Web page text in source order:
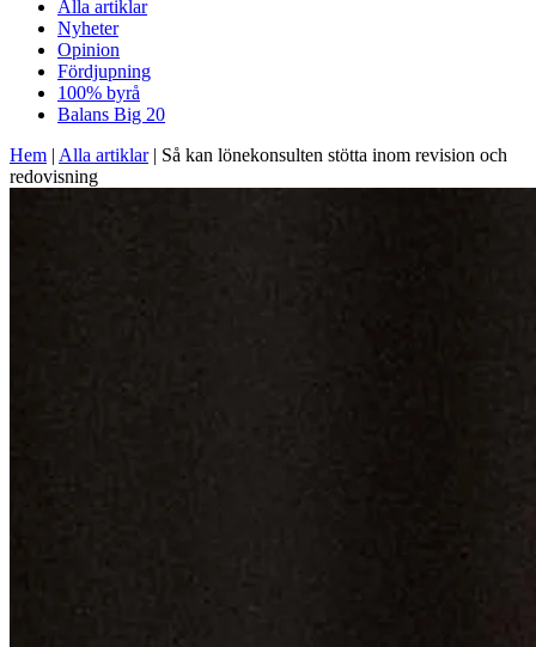
Alla artiklar
Nyheter
Opinion
Fördjupning
100% byrå
Balans Big 20
Hem | Alla artiklar| Så kan lönekonsulten stötta inom revision och
redovisning